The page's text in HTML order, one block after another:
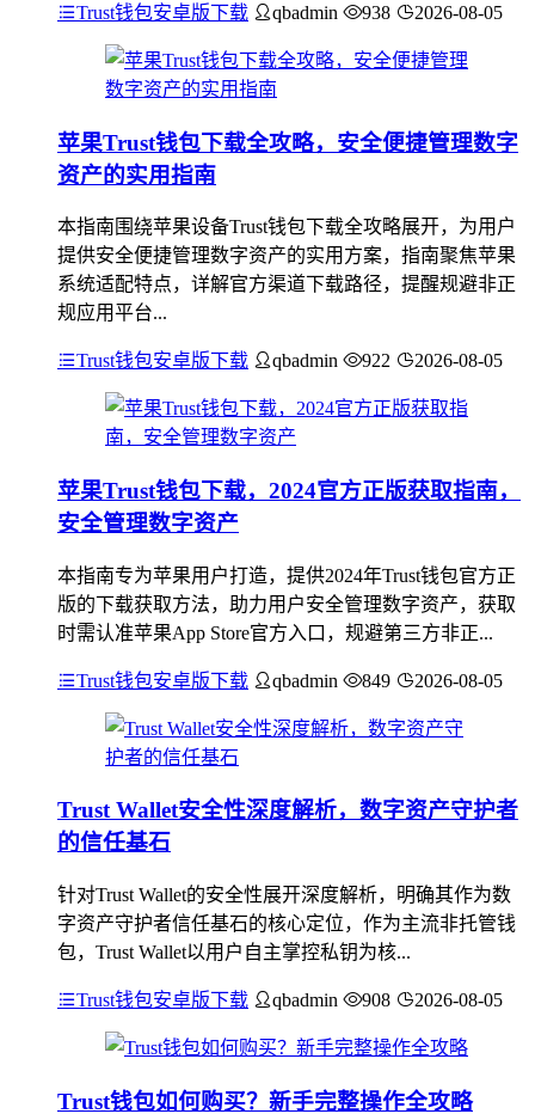
Trust钱包安卓版下载 qbadmin 938 2026-08-05
苹果Trust钱包下载全攻略，安全便捷管理数字
资产的实用指南
本指南围绕苹果设备Trust钱包下载全攻略展开，为用户
提供安全便捷管理数字资产的实用方案，指南聚焦苹果
系统适配特点，详解官方渠道下载路径，提醒规避非正
规应用平台...
Trust钱包安卓版下载 qbadmin 922 2026-08-05
苹果Trust钱包下载，2024官方正版获取指南，
安全管理数字资产
本指南专为苹果用户打造，提供2024年Trust钱包官方正
版的下载获取方法，助力用户安全管理数字资产，获取
时需认准苹果App Store官方入口，规避第三方非正...
Trust钱包安卓版下载 qbadmin 849 2026-08-05
Trust Wallet安全性深度解析，数字资产守护者
的信任基石
针对Trust Wallet的安全性展开深度解析，明确其作为数
字资产守护者信任基石的核心定位，作为主流非托管钱
包，Trust Wallet以用户自主掌控私钥为核...
Trust钱包安卓版下载 qbadmin 908 2026-08-05
Trust钱包如何购买？新手完整操作全攻略